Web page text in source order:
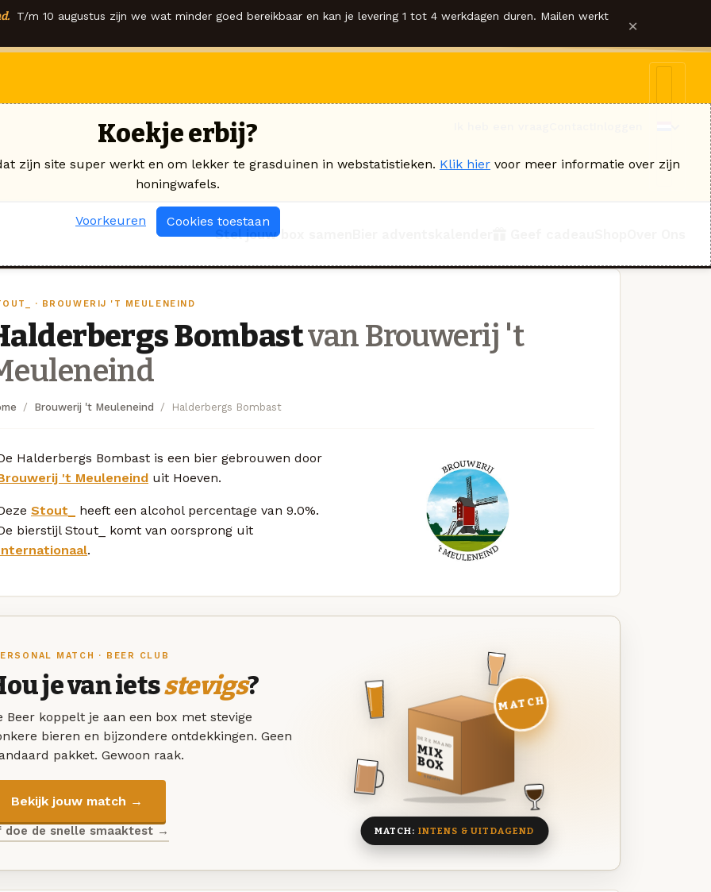
T/m 10 augustus zijn we wat minder goed bereikbaar en kan je levering 1 tot 4 werkdagen duren. Mailen werkt ×
Stel jouw box samen
· BROUWERIJ 'T MEULENEIND
Bombastvan Brouwerij 't
Brouwerij 't Meuleneind Halderbergs Bombast
Halderbergs Bombast is een bier gebrouwen door
't Meuleneind uit Hoeven.
Stout_
heeft een alcohol percentage van 9.0%.
bierstijl Stout_ komt van oorsprong uit
.
MATCH · BEER CLUB
je van ietsstevigs?
Beer koppelt je aan een box met stevige
bieren en bijzondere ontdekkingen. Geen
pakket. Gewoon raak.
Bekijk jouw match →
doe de snelle smaaktest →
DEZE MAAND
MIX
BOX
8 BIEREN
MATCH
MATCH: INTENS & UITDAGEND
Koekje erbij?
zijn site super werkt en om lekker te grasduinen in webstatistieken. Klik hier voor meer informatie over zijn
honingwafels.
Voorkeuren Cookies toestaan